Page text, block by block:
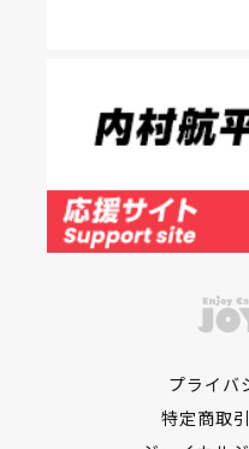
プライバ
特定商取